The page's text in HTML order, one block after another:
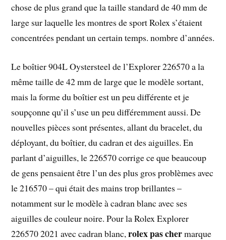
chose de plus grand que la taille standard de 40 mm de
large sur laquelle les montres de sport Rolex s’étaient
concentrées pendant un certain temps. nombre d’années.
Le boîtier 904L Oystersteel de l’Explorer 226570 a la
même taille de 42 mm de large que le modèle sortant,
mais la forme du boîtier est un peu différente et je
soupçonne qu’il s’use un peu différemment aussi. De
nouvelles pièces sont présentes, allant du bracelet, du
déployant, du boîtier, du cadran et des aiguilles. En
parlant d’aiguilles, le 226570 corrige ce que beaucoup
de gens pensaient être l’un des plus gros problèmes avec
le 216570 – qui était des mains trop brillantes –
notamment sur le modèle à cadran blanc avec ses
aiguilles de couleur noire. Pour la Rolex Explorer
226570 2021 avec cadran blanc,rolex pas chermarque